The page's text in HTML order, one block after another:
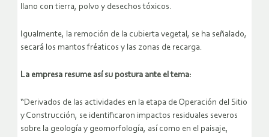
llano con tierra, polvo y desechos tóxicos.
Igualmente, la remoción de la cubierta vegetal, se ha señalado,
secará los mantos fréaticos y las zonas de recarga.
La empresa resume así su postura ante el tema:
“Derivados de las actividades en la etapa de Operación del Sitio
y Construcción, se identificaron impactos residuales severos
sobre la geología y geomorfología, así como en el paisaje,